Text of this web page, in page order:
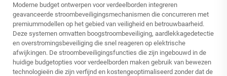
Moderne budget ontwerpen voor verdeelborden integreren
geavanceerde stroombeveiligingsmechanismen die concurreren met
premiummodellen op het gebied van veiligheid en betrouwbaarheid.
Deze systemen omvatten boogstroombeveiliging, aardlekkagedetectie
en overstromingsbeveiliging die snel reageren op elektrische
afwijkingen. De stroombeveiligingsfuncties die zijn ingebouwd in de
huidige budgetopties voor verdeelborden maken gebruik van bewezen
technologieën die zijn verfijnd en kostengeoptimaliseerd zonder dat de